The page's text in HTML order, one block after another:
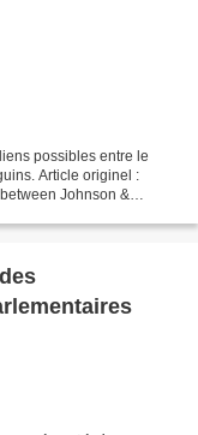
possibles entre le
Article originel :
Johnson &